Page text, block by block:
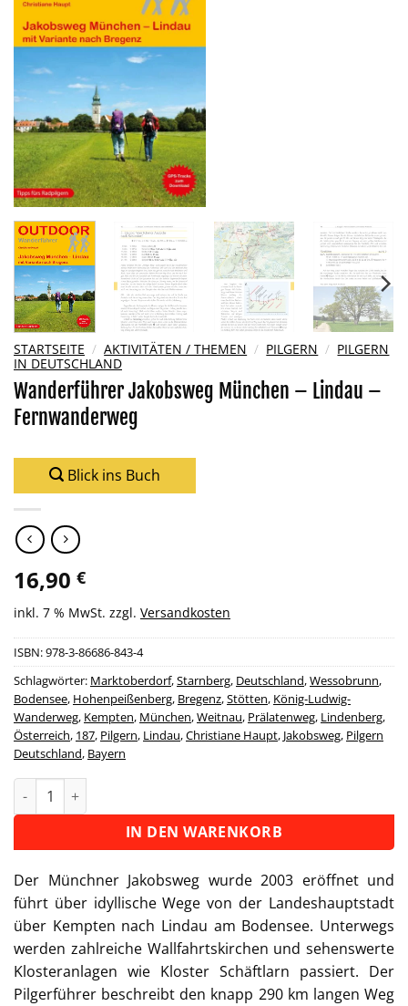
STARTSEITE / AKTIVITÄTEN / THEMEN / PILGERN / PILGERN
IN DEUTSCHLAND
Wanderführer Jakobsweg München – Lindau –
Fernwanderweg
Blick ins Buch
16,90 €
inkl. 7 % MwSt. zzgl. Versandkosten
ISBN:978-3-86686-843-4
Schlagwörter: Marktoberdorf,Starnberg, Deutschland,Wessobrunn,
Bodensee, Hohenpeißenberg, Bregenz,Stötten, König-Ludwig-
Wanderweg, Kempten, München,Weitnau, Prälatenweg, Lindenberg,
Österreich, 187, Pilgern, Lindau,Christiane Haupt, Jakobsweg, Pilgern
Deutschland, Bayern
Wanderführer Jakobsweg München - Lindau - Fernwanderweg
IN DEN WARENKORB
Alternative:
Der Münchner Jakobsweg wurde 2003 eröffnet und
führt über idyllische Wege von der Landeshauptstadt
über Kempten nach Lindau am Bodensee. Unterwegs
werden zahlreiche Wallfahrtskirchen und sehenswerte
Klosteranlagen wie Kloster Schäftlarn passiert. Der
Pilgerführer beschreibt den knapp 290 km langen Weg